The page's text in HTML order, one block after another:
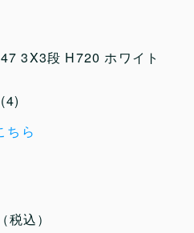
3X3段 H720 ホワイト
(4)
ちら
税込）